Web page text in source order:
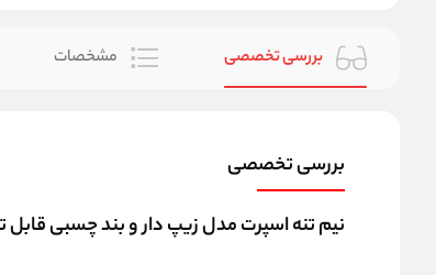
بررسی تخصصی مشخصات
بررسی تخصصی
نیم‌ تنه اسپرت مدل زیپ‌ دار و بند چسبی قابل